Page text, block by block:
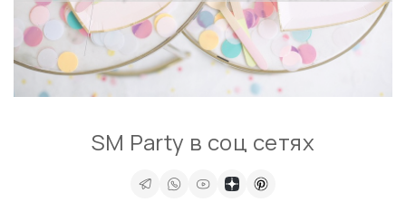
SM Party в соц сетях